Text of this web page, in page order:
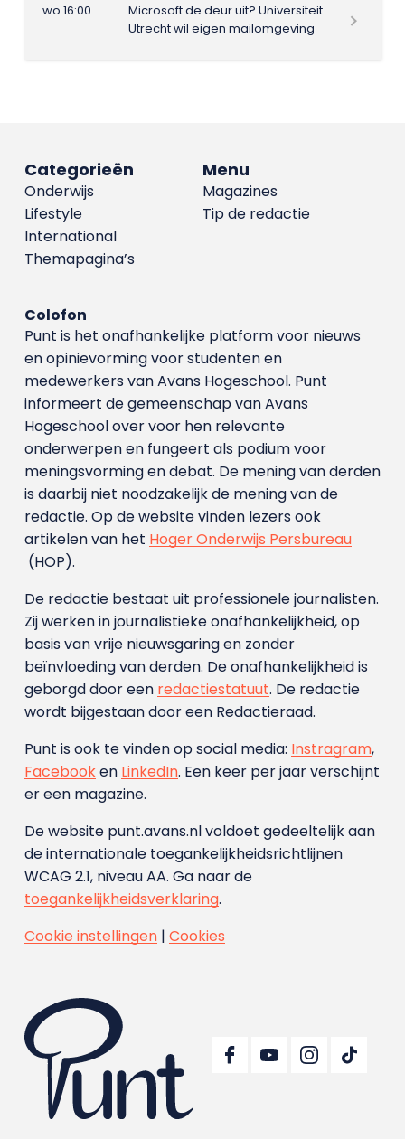
wo 16:00
Microsoft de deur uit? Universiteit
Utrecht wil eigen mailomgeving
Menu
Magazines
Tip de redactie
Categorieën
Onderwijs
Lifestyle
International
Themapagina’s
Colofon
Punt is het onafhankelijke platform voor nieuws
en opinievorming voor studenten en
medewerkers van Avans Hoge­school. Punt
informeert de gemeenschap van Avans
Hogeschool over voor hen relevante
onderwerpen en fungeert als podium voor
meningsvorming en debat. De mening van derden
is daarbij niet noodzakelijk de mening van de
redactie. Op de website vinden lezers ook
artikelen van het Hoger Onderwijs Persbureau
(HOP).
De redactie bestaat uit professionele journalisten.
Zij werken in journalistieke onafhankelijkheid, op
basis van vrije nieuwsgaring en zonder
beïnvloeding van derden. De onafhankelijkheid is
geborgd door een redactiestatuut. De redactie
wordt bijgestaan door een Redactieraad.
Punt is ook te vinden op social media: Instragram,
Facebooken LinkedIn. Een keer per jaar verschijnt
er een magazine.
De website punt.avans.nl voldoet gedeeltelijk aan
de internationale toegankelijkheidsrichtlijnen
WCAG 2.1, niveau AA. Ga naar de
toegankelijkheidsverklaring.
Cookie instellingen| Cookies